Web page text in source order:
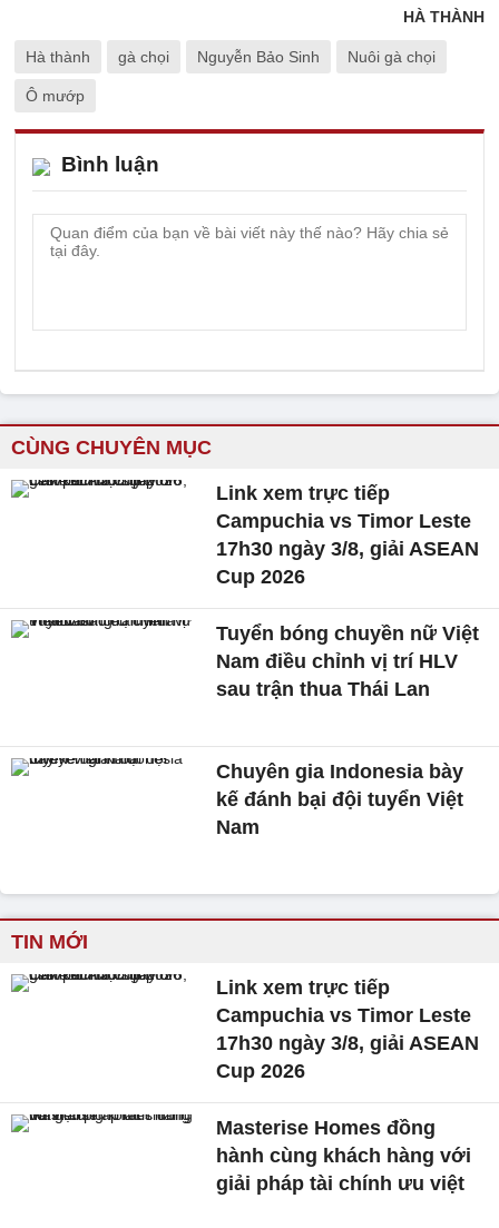
HÀ THÀNH
Hà thành gà chọi Nguyễn Bảo Sinh Nuôi gà chọi
Ô mướp
Bình luận
CÙNG CHUYÊN MỤC
Link xem trực tiếp
Campuchia vs Timor Leste
17h30 ngày 3/8, giải ASEAN
Cup 2026
Tuyển bóng chuyền nữ Việt
Nam điều chỉnh vị trí HLV
sau trận thua Thái Lan
Chuyên gia Indonesia bày
kế đánh bại đội tuyển Việt
Nam
TIN MỚI
Link xem trực tiếp
Campuchia vs Timor Leste
17h30 ngày 3/8, giải ASEAN
Cup 2026
Masterise Homes đồng
hành cùng khách hàng với
giải pháp tài chính ưu việt